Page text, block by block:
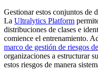
Gestionar estos conjuntos de
La Ultralytics Platform
distribuciones de clases e
comience el entrenamiento.
marco de gestión de riesgos
organizaciones a estructurar
estos riesgos de manera